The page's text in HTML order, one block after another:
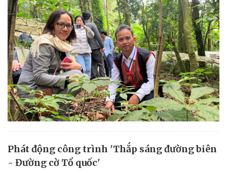
Phát động công trình 'Thắp sáng đường biên
- Đường cờ Tổ quốc'